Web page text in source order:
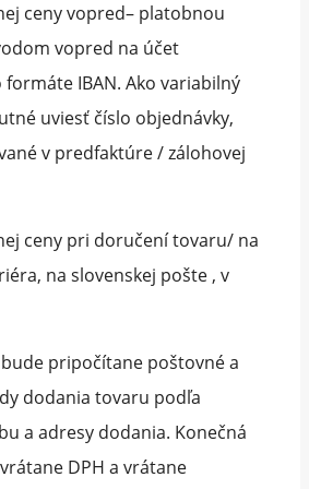
ceny vopred– platobnou
vopred na účet
IBAN. Ako variabilný
uviesť číslo objednávky,
v predfaktúre / zálohovej
ceny pri doručení tovaru/ na
na slovenskej pošte , v
pripočítane poštovné a
dodania tovaru podľa
a adresy dodania. Konečná
DPH a vrátane